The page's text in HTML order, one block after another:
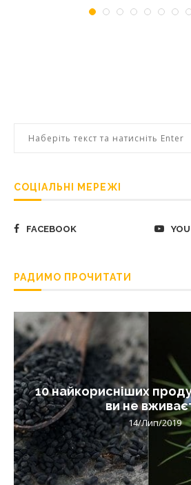
СОЦІАЛЬНІ МЕРЕЖІ
FACEBOOK
РАДИМО ПРОЧИТАТИ
10 найкорисніших
ви не
14/Лип/2019